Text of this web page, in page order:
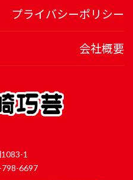
プライバシーポリシー
会社概要
1
6697